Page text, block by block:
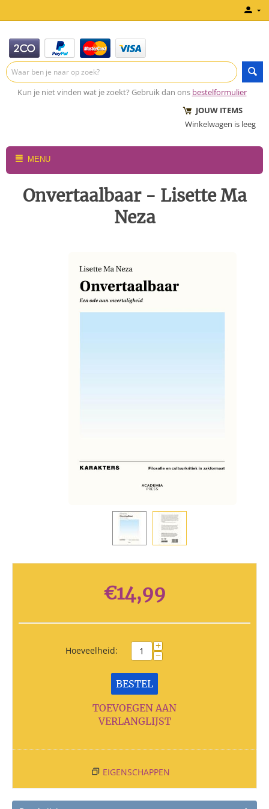
Kun je niet vinden wat je zoekt? Gebruik dan ons bestelformulier
JOUW ITEMS
Winkelwagen is leeg
MENU
Onvertaalbaar - Lisette Ma
Neza
€14,99
Hoeveelheid: +
−
BESTEL
TOEVOEGEN AAN
VERLANGLIJST
EIGENSCHAPPEN